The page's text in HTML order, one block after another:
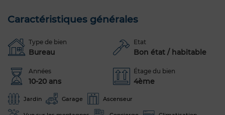
Caractéristiques générales
Type de bien
Bureau
Etat
Bon état / habitable
Années
10-20 ans
Étage du bien
4ème
Jardin Garage Ascenseur